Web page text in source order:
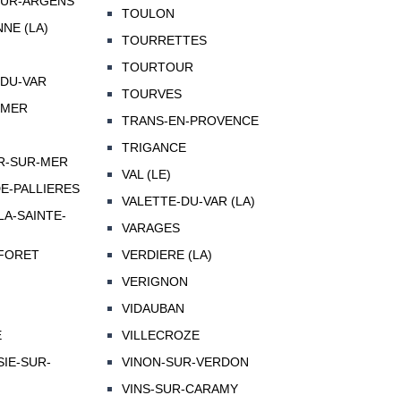
(LA)
VAR
SUR-MER
PALLIERES
SAINTE-
SUR-
TOULON
TOURRETTES
TOURTOUR
TOURVES
TRANS-EN-PROVENCE
TRIGANCE
VAL (LE)
VALETTE-DU-VAR (LA)
VARAGES
VERDIERE (LA)
VERIGNON
VIDAUBAN
VILLECROZE
VINON-SUR-VERDON
VINS-SUR-CARAMY